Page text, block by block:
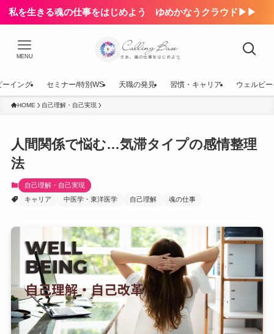
私を生きる魂の仕事をはじめよう ゆめかなうクラウド▶▶
MENU
ーイング セミナー/特別WS 天職の発見 習慣・キャリア ウェルビ
HOME 自己理解・自己実現
人間関係で悩む…気滞タイプの感情整理
法
自己理解・自己実現
キャリア
中医学・東洋医学 自己理解 魂の仕事